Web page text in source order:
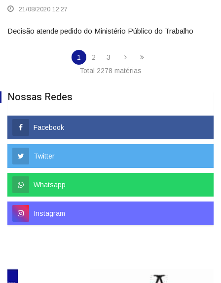
21/08/2020 12:27
Decisão atende pedido do Ministério Público do Trabalho
1 2
3
Total 2278 matérias
Nossas Redes
Facebook
Twitter
Whatsapp
Instagram